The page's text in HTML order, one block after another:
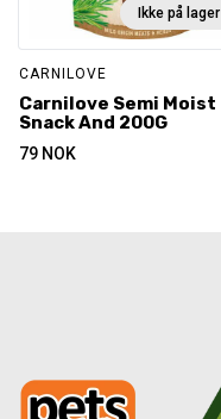
Ikke på lager
CARNILOVE
Carnilove Semi Moist
Snack And 200G
79 NOK